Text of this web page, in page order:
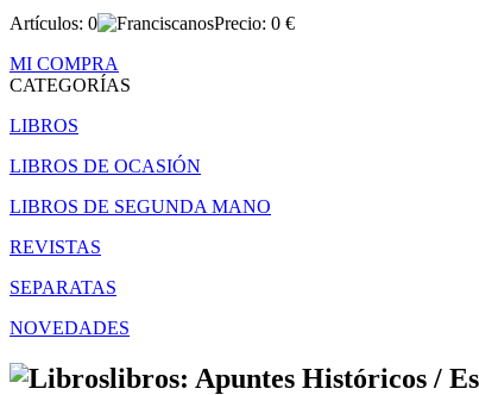
Artículos: 0 Precio: 0 €
MI COMPRA
CATEGORÍAS
LIBROS
LIBROS DE OCASIÓN
LIBROS DE SEGUNDA MANO
REVISTAS
SEPARATAS
NOVEDADES
libros: Apuntes Históricos /